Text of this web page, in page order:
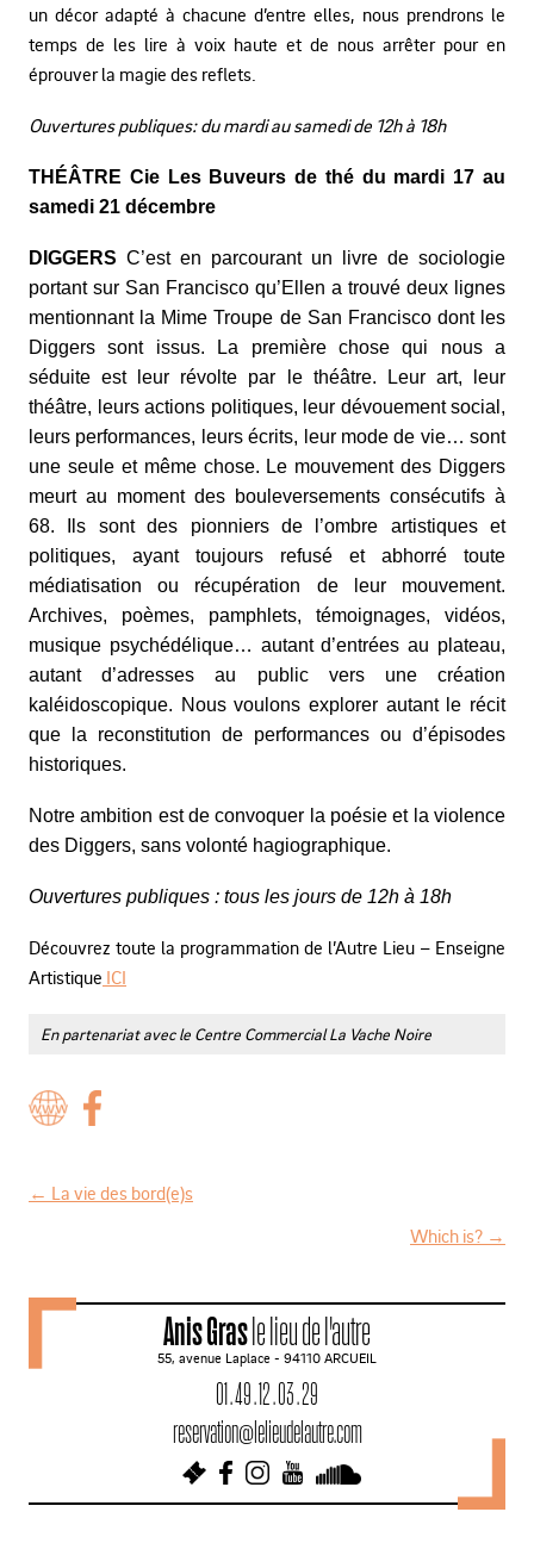
un décor adapté à chacune d’entre elles, nous prendrons le
temps de les lire à voix haute et de nous arrêter pour en
éprouver la magie des reflets.
Ouvertures publiques: du mardi au samedi de 12h à 18h
THÉÂTRE Cie Les Buveurs de thé du mardi 17 au
samedi 21 décembre
DIGGERS C’est en parcourant un livre de sociologie
portant sur San Francisco qu’Ellen a trouvé deux lignes
mentionnant la Mime Troupe de San Francisco dont les
Diggers sont issus. La première chose qui nous a
séduite est leur révolte par le théâtre. Leur art, leur
théâtre, leurs actions politiques, leur dévouement social,
leurs performances, leurs écrits, leur mode de vie… sont
une seule et même chose. Le mouvement des Diggers
meurt au moment des bouleversements consécutifs à
68. Ils sont des pionniers de l’ombre artistiques et
politiques, ayant toujours refusé et abhorré toute
médiatisation ou récupération de leur mouvement.
Archives, poèmes, pamphlets, témoignages, vidéos,
musique psychédélique… autant d’entrées au plateau,
autant d’adresses au public vers une création
kaléidoscopique. Nous voulons explorer autant le récit
que la reconstitution de performances ou d’épisodes
historiques.
Notre ambition est de convoquer la poésie et la violence
des Diggers, sans volonté hagiographique.
Ouvertures publiques : tous les jours de 12h à 18h
Découvrez toute la programmation de l’Autre Lieu – Enseigne
Artistique ICI
En partenariat avec le Centre Commercial La Vache Noire
v
g
o
← La vie des bord(e)s
Which is? →
Anis Grasle lieu de l'autre
55, avenue Laplace - 94110 ARCUEIL
01 . 49 . 12 . 03 . 29
reservation@lelieudelautre.com